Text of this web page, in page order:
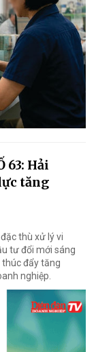
63: Hải
tăng
thù xử lý vi
tư đổi mới sáng
thúc đẩy tăng
nghiệp.